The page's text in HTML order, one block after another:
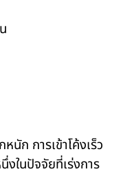
นัก การเข้าโค้งเร็ว
งในปัจจัยที่เร่งการ